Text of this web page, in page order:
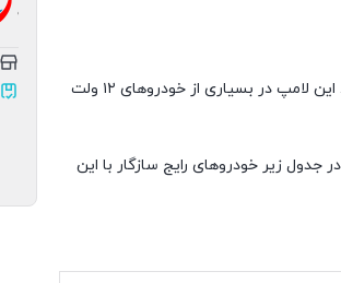
کاربرد دارد. این لامپ در بسیاری از خودروهای ۱۲ ولت
جدول زیر خودروهای رایج سازگار با این